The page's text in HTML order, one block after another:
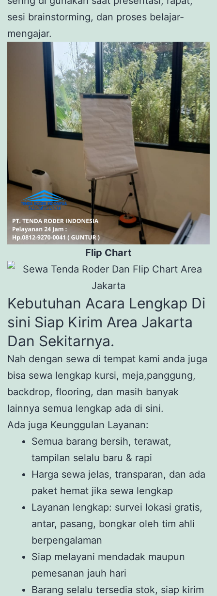
sesi brainstorming, dan proses belajar-
mengajar.
Flip Chart
Kebutuhan Acara Lengkap Di
sini Siap Kirim Area Jakarta
Dan Sekitarnya.
Nah dengan sewa di tempat kami anda juga
bisa sewa lengkap kursi, meja,panggung,
backdrop, flooring, dan masih banyak
lainnya semua lengkap ada di sini.
Ada juga Keunggulan Layanan:
Semua barang bersih, terawat,
tampilan selalu baru & rapi
Harga sewa jelas, transparan, dan ada
paket hemat jika sewa lengkap
Layanan lengkap: survei lokasi gratis,
antar, pasang, bongkar oleh tim ahli
berpengalaman
Siap melayani mendadak maupun
pemesanan jauh hari
Barang selalu tersedia stok, siap kirim